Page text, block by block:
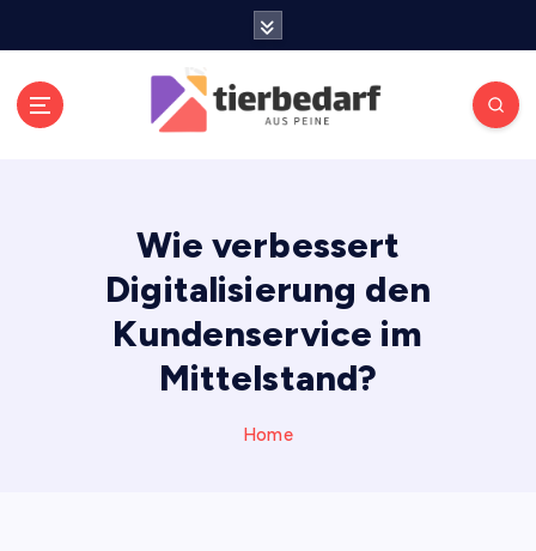
Wie verbessert
Digitalisierung den
Kundenservice im
Mittelstand?
Home